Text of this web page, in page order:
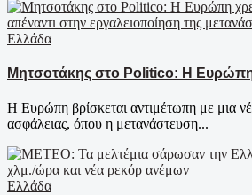
Ελλάδα
Μητσοτάκης στο Politico: Η Ευρώπη
Η Ευρώπη βρίσκεται αντιμέτωπη με μια
ασφάλειας, όπου η μετανάστευση...
Ελλάδα